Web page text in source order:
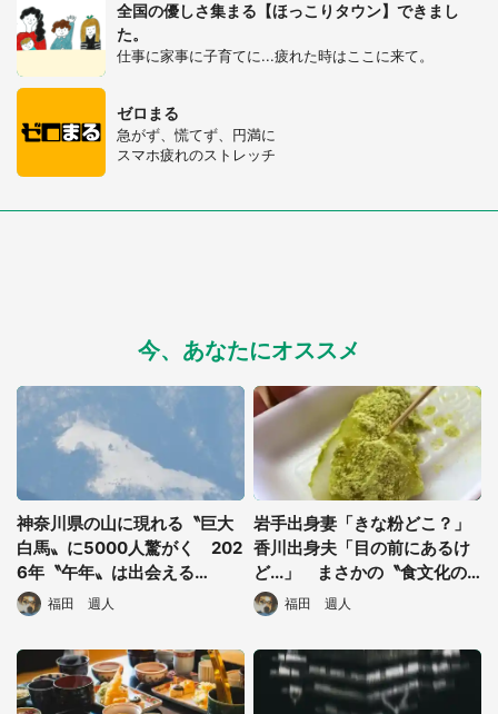
全国の優しさ集まる【ほっこりタウン】できまし
た。
仕事に家事に子育てに...疲れた時はここに来て。
ゼロまる
急がず、慌てず、円満に
スマホ疲れのストレッチ
今、あなたにオススメ
神奈川県の山に現れる〝巨大
白馬〟に5000人驚がく 202
6年〝午年〟は出会える
か！？福田 週人
岩手出身妻「きな粉どこ？」
香川出身夫「目の前にあるけ
ど...」 まさかの〝食文化の
差〟に1万人驚がく
福田 週人